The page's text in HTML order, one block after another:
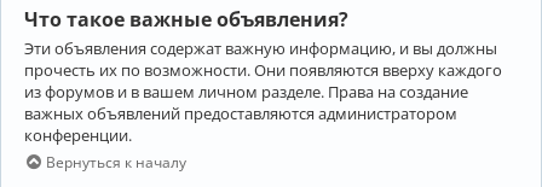
Что такое важные объявления?
Эти объявления содержат важную информацию, и вы должны
прочесть их по возможности. Они появляются вверху каждого
из форумов и в вашем личном разделе. Права на создание
важных объявлений предоставляются администратором
конференции.
Вернуться к началу